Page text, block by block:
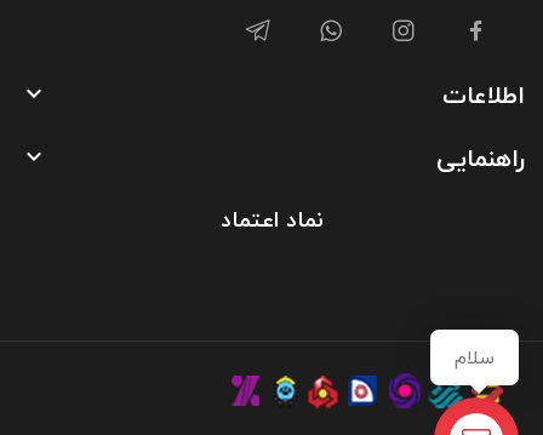
اطلاعات 
راهنمایی 
نماد اعتماد
سلام